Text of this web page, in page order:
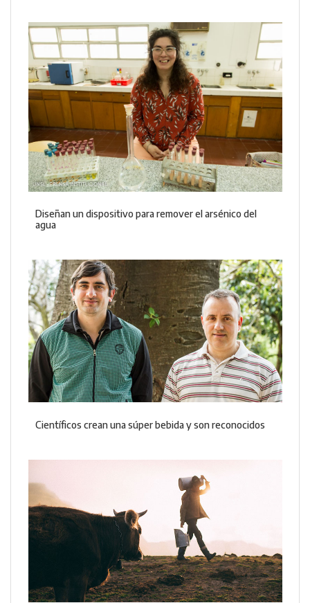
Diseñan un dispositivo para remover el arsénico del
agua
Científicos crean una súper bebida y son reconocidos